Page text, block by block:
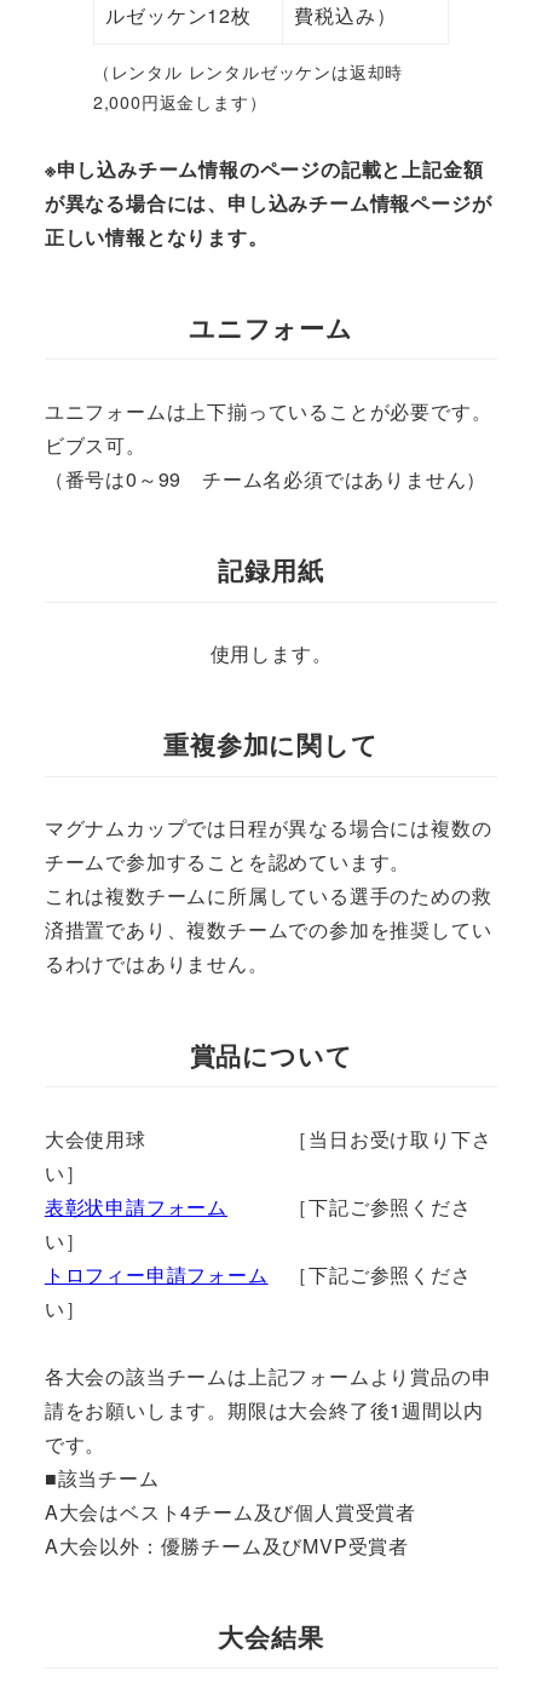
ルゼッケン12枚
費税込み）
（レンタル レンタルゼッケンは返却時
2,000円返金します）
※申し込みチーム情報のページの記載と上記金額
が異なる場合には、申し込みチーム情報ページが
正しい情報となります。
ユニフォーム
ユニフォームは上下揃っていることが必要です。
ビブス可。
（番号は0～99 チーム名必須ではありません）
記録用紙
使用します。
重複参加に関して
マグナムカップでは日程が異なる場合には複数の
チームで参加することを認めています。
これは複数チームに所属している選手のための救
済措置であり、複数チームでの参加を推奨してい
るわけではありません。
賞品について
大会使用球 ［当日お受け取り下さ
い］
表彰状申請フォーム
［下記ご参照くださ
い］
トロフィー申請フォーム
［下記ご参照くださ
い］
各大会の該当チームは上記フォームより賞品の申
請をお願いします。期限は大会終了後1週間以内
です。
■該当チーム
A大会はベスト4チーム及び個人賞受賞者
A大会以外：優勝チーム及びMVP受賞者
大会結果